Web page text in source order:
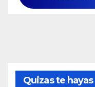
Quizas te